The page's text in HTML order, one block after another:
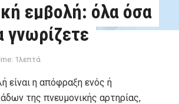
εμβολή: όλα όσα
γνωρίζετε
1λεπτά
είναι η απόφραξη ενός ή
της πνευμονικής αρτηρίας,